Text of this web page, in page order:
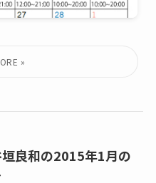
垣良和の2015年1月の